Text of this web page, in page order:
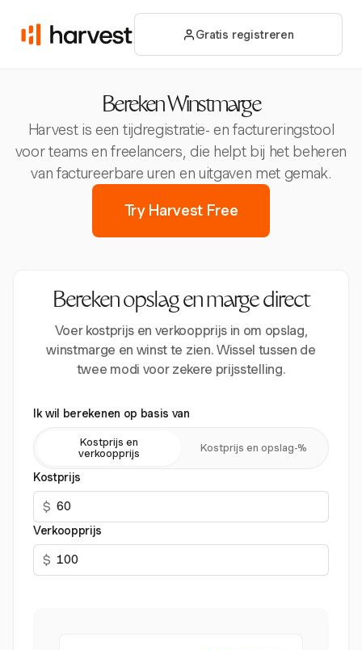
Gratis registreren
Bereken Winstmarge
Harvest is een tijdregistratie- en factureringstool
voor teams en freelancers, die helpt bij het beheren
van factureerbare uren en uitgaven met gemak.
Try Harvest Free
Bereken opslag en marge direct
Voer kostprijs en verkoopprijs in om opslag,
winstmarge en winst te zien. Wissel tussen de
twee modi voor zekere prijsstelling.
Ik wil berekenen op basis van
Kostprijs en
verkoopprijs
Kostprijs en opslag-%
Kostprijs
$
Verkoopprijs
$